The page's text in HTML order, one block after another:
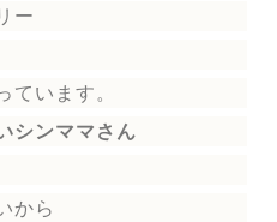
ー
ています。
シンママさん
から